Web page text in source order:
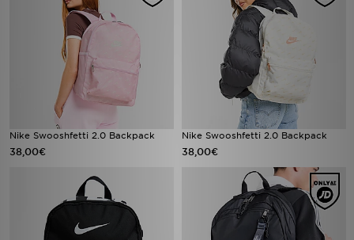
Nike Swooshfetti 2.0 Backpack
38,00€
Nike Swooshfetti 2.0 Backpack
38,00€